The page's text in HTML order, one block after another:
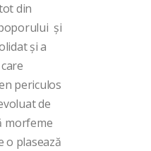
din
și
și a
periculos
de
morfeme
o plasează